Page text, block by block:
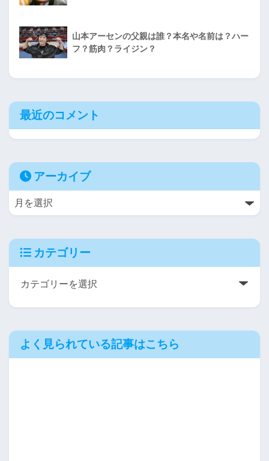
山本アーセンの父親は誰？本名や名前は？ハー
フ？筋肉？ライジン？
最近のコメント
アーカイブ
カテゴリー
よく見られている記事はこちら